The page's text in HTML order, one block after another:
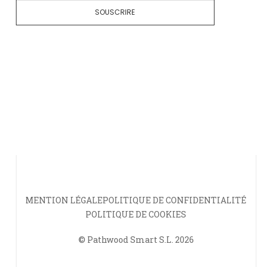
SOUSCRIRE
MENTION LÉGALEPOLITIQUE DE CONFIDENTIALITÉ
POLITIQUE DE COOKIES
© Pathwood Smart S.L. 2026